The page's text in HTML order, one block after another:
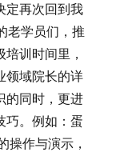
定再次回到我
老学员们，推
训时间里，
领域院长的详
的同时，更进
巧。例如：蛋
作与演示，